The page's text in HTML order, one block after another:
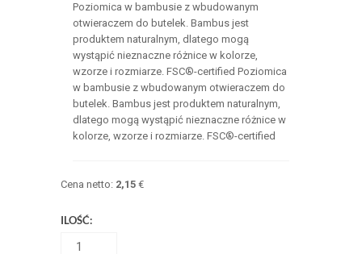
Poziomica w bambusie z wbudowanym
otwieraczem do butelek. Bambus jest
produktem naturalnym, dlatego mogą
wystąpić nieznaczne różnice w kolorze,
wzorze i rozmiarze. FSC®-certified Poziomica
w bambusie z wbudowanym otwieraczem do
butelek. Bambus jest produktem naturalnym,
dlatego mogą wystąpić nieznaczne różnice w
kolorze, wzorze i rozmiarze. FSC®-certified
Cena netto: 2,15€
ILOŚĆ: